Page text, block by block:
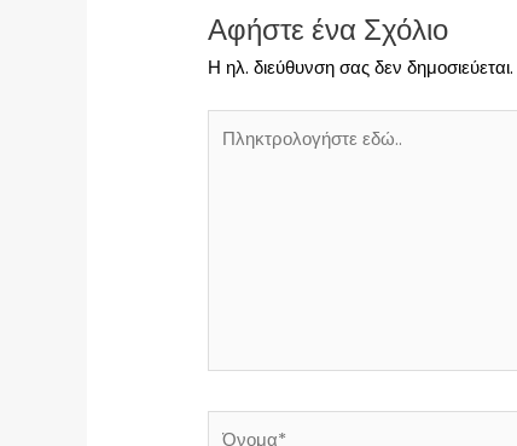
Αφήστε ένα Σχόλιο
Η ηλ. διεύθυνση σας δεν δημοσιεύεται.
εδώ..